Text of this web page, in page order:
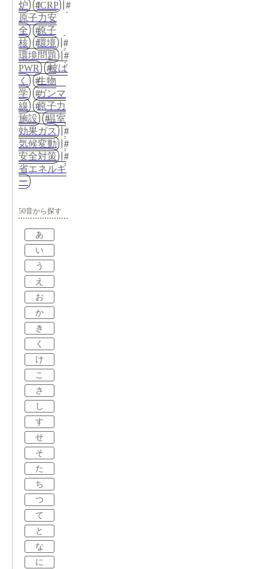
炉
ICRP
原子力安
全
原子
核
環境
環境問題
PWR
被ば
く
生物
学
ガンマ
線
原子力
施設
温室
効果ガス
気候変動
安全対策
省エネルギ
ー
50音から探す
あ
い
う
え
お
か
き
く
け
こ
さ
し
す
せ
そ
た
ち
つ
て
と
な
に